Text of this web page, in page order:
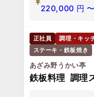
220,000 円 〜
正社員
調理・キッ
ステーキ・鉄板焼き
あざみ野うかい亭
鉄板料理 調理